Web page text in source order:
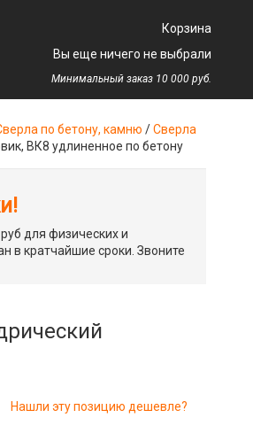
Корзина
Вы еще ничего не выбрали
Минимальный заказ 10 000 руб.
по бетону, камню /Сверла
ВК8 удлиненное по бетону
для физических и
в кратчайшие сроки. Звоните
Нашли эту позицию дешевле?